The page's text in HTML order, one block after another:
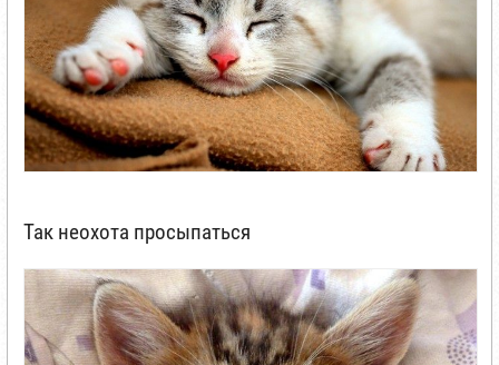
Так неохота просыпаться